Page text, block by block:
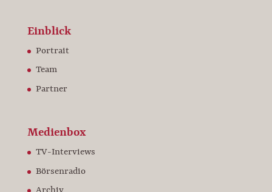
Einblick
Portrait
Team
Partner
Medienbox
TV-Interviews
Börsenradio